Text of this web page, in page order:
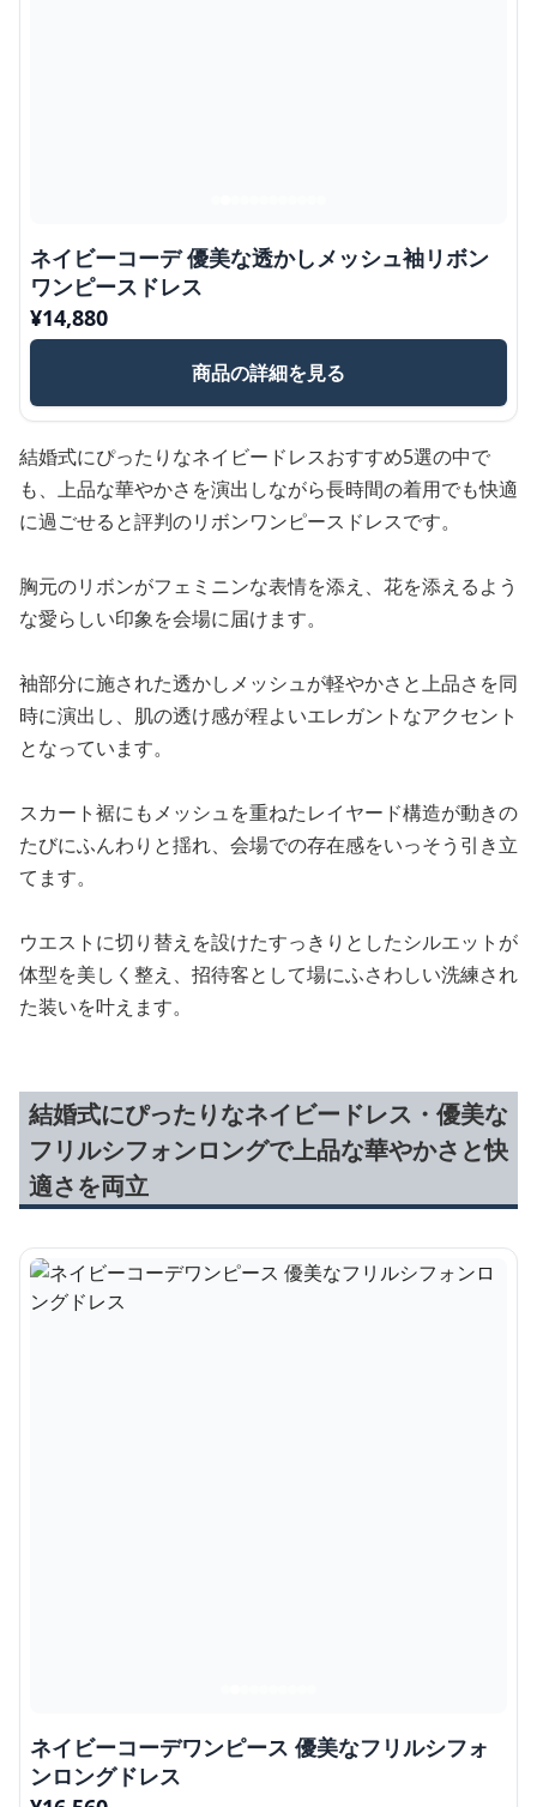
ネイビーコーデ 優美な透かしメッシュ袖リボン
ワンピースドレス
¥14,880
商品の詳細を見る
結婚式にぴったりなネイビードレスおすすめ5選の中で
も、上品な華やかさを演出しながら長時間の着用でも快適
に過ごせると評判のリボンワンピースドレスです。
胸元のリボンがフェミニンな表情を添え、花を添えるよう
な愛らしい印象を会場に届けます。
袖部分に施された透かしメッシュが軽やかさと上品さを同
時に演出し、肌の透け感が程よいエレガントなアクセント
となっています。
スカート裾にもメッシュを重ねたレイヤード構造が動きの
たびにふんわりと揺れ、会場での存在感をいっそう引き立
てます。
ウエストに切り替えを設けたすっきりとしたシルエットが
体型を美しく整え、招待客として場にふさわしい洗練され
た装いを叶えます。
結婚式にぴったりなネイビードレス・優美な
フリルシフォンロングで上品な華やかさと快
適さを両立
ネイビーコーデワンピース 優美なフリルシフォ
ンロングドレス